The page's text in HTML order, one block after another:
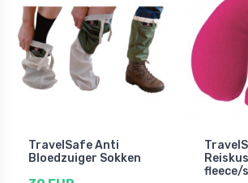
TravelSafe Anti
Bloedzuiger Sokken
fleece/